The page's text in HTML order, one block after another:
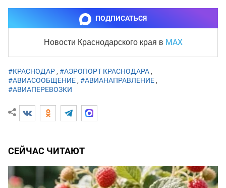
ПОДПИСАТЬСЯ
Новости Краснодарского края в MAX
#КРАСНОДАР, #АЭРОПОРТ КРАСНОДАРА,
#АВИАСООБЩЕНИЕ, #АВИАНАПРАВЛЕНИЕ,
#АВИАПЕРЕВОЗКИ
СЕЙЧАС ЧИТАЮТ